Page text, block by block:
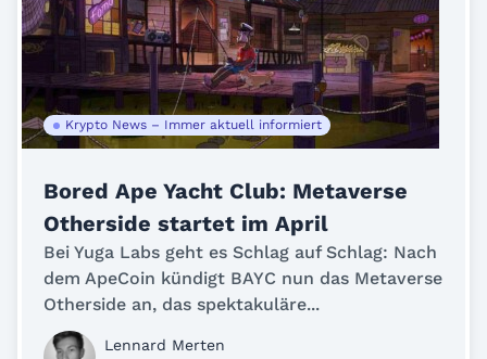
Krypto News – Immer aktuell informiert
Bored Ape Yacht Club: Metaverse
Otherside startet im April
Bei Yuga Labs geht es Schlag auf Schlag: Nach
dem ApeCoin kündigt BAYC nun das Metaverse
Otherside an, das spektakuläre...
Lennard Merten